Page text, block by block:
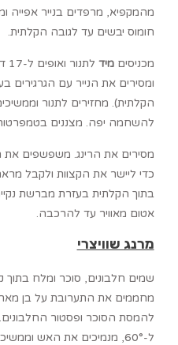
מהמקפיא, מרפדים בנייר אפייה
חומוס יבשים עד לגובה הקלתית.
מכניסיםמיד
ומסירים את הנייר עם הגרגירים
להשחמה יפה. מצננים
מסירים את הרינג. משפשפים
כדי ליישר את הקצוות ולקבל
בתוך הקלתית בעזרת מברשת
אטום מאוויר עד להרכבה.
מרנג שוויצרי
שמים חלבונים, סוכר ומלח
מחממים את התערובת על בן מארי
להמסת הסוכר ופסטור